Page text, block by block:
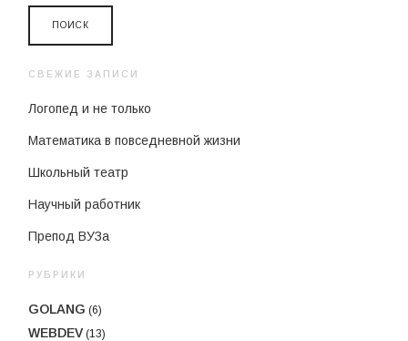
СВЕЖИЕ ЗАПИСИ
Логопед и не только
Математика в повседневной жизни
Школьный театр
Научный работник
Препод ВУЗа
РУБРИКИ
GOLANG (6)
WEBDEV (13)